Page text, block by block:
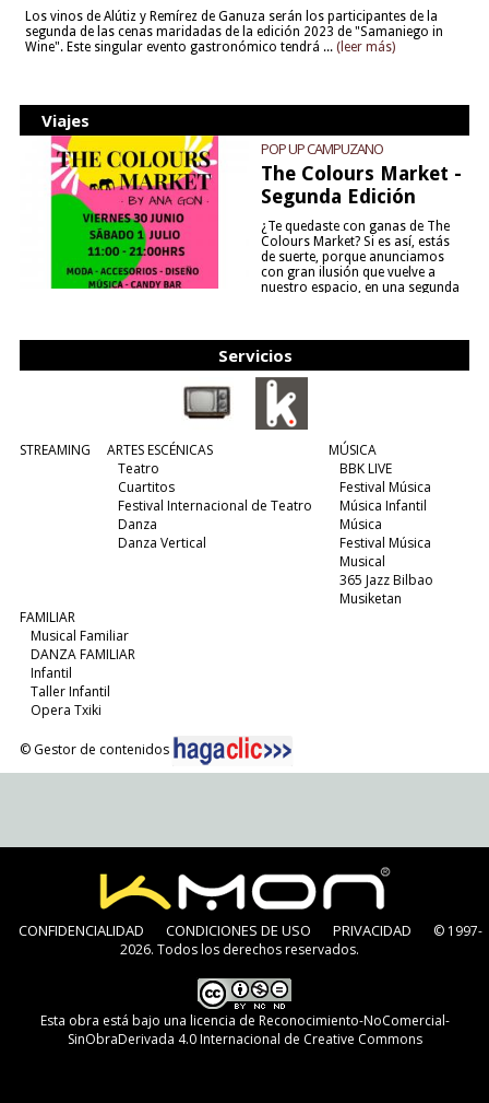
Los vinos de Alútiz y Remírez de Ganuza serán los participantes de la
segunda de las cenas maridadas de la edición 2023 de "Samaniego in
Wine". Este singular evento gastronómico tendrá ... (leer más)
Viajes
POP UP CAMPUZANO
The Colours Market -
Segunda Edición
¿Te quedaste con ganas de The
Colours Market? Si es así, estás
de suerte, porque anunciamos
con gran ilusión que vuelve a
nuestro espacio, en una segunda
Servicios
STREAMING
ARTES ESCÉNICAS
Teatro
Cuartitos
Festival Internacional de Teatro
Danza
Danza Vertical
MÚSICA
BBK LIVE
Festival Música
Música Infantil
Música
Festival Música
Musical
365 Jazz Bilbao
Musiketan
FAMILIAR
Musical Familiar
DANZA FAMILIAR
Infantil
Taller Infantil
Opera Txiki
© Gestor de contenidos
CONFIDENCIALIDAD CONDICIONES DE USO PRIVACIDAD
© 1997-
2026. Todos los derechos reservados.
Esta obra está bajo una licencia de Reconocimiento-NoComercial-
SinObraDerivada 4.0 Internacional de Creative Commons